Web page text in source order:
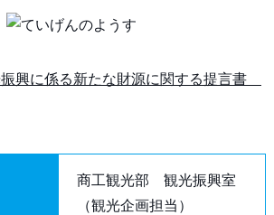
興に係る新たな財源に関する提言書
商工観光部 観光振興室
（観光企画担当）